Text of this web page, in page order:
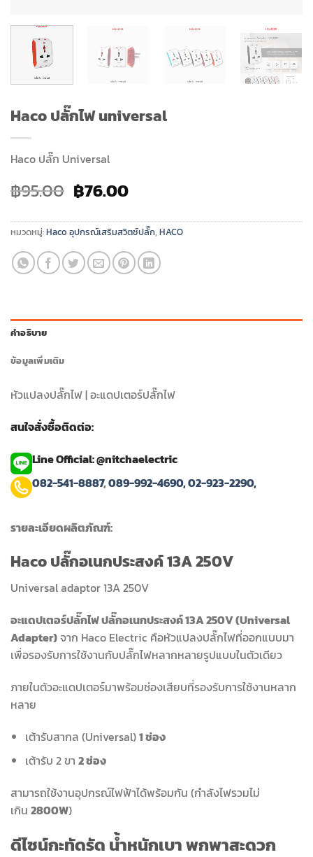
Haco ปลั๊กไฟ universal
Haco ปลั๊ก Universal
฿95.00 Original
price
was:
฿95.00.
฿76.00Current
is:
฿76.00.
หมวดหมู่:Haco อุปกรณ์เสริมสวิตช์ปลั๊ก, HACO
คำอธิบาย
ข้อมูลเพิ่มเติม
หัวแปลงปลั๊กไฟ | อะแดปเตอร์ปลั๊กไฟ
สนใจสั่งซื้อติดต่อ:
Line Official: @nitchaelectric
082-541-8887,089-992-4690,02-923-2290,
รายละเอียดผลิตภัณฑ์:
Haco ปลั๊กอเนกประสงค์ 13A 250V
Universal adaptor 13A 250V
อะแดปเตอร์ปลั๊กไฟ ปลั๊กอเนกประสงค์ 13A 250V (Universal
Adapter)จาก Haco Electric คือหัวแปลงปลั๊กไฟที่ออกแบบมา
เพื่อรองรับการใช้งานกับปลั๊กไฟหลากหลายรูปแบบในตัวเดียว
ภายในตัวอะแดปเตอร์มาพร้อมช่องเสียบที่รองรับการใช้งานหลาก
หลาย
เต้ารับสากล (Universal)1 ช่อง
เต้ารับ 2 ขา 2 ช่อง
สามารถใช้งานอุปกรณ์ไฟฟ้าได้พร้อมกัน (กำลังไฟรวมไม่
เกิน 2800W)
ดีไซน์กะทัดรัด น้ำหนักเบา พกพาสะดวก